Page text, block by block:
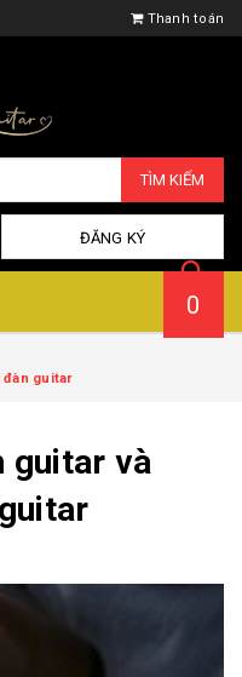
Thanh toán
TÌM KIẾM
ĐĂNG KÝ
0
đàn guitar
guitar và